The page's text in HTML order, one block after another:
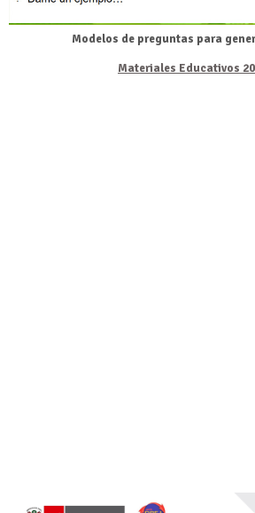
Modelos de preguntas para
Materiales Educativos